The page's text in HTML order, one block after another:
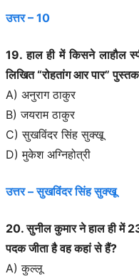
उत्तर – 10
19. हाल ही में किसने लाहौल
लिखित “रोहतांग आर पार”
A) अनुराग ठाकुर
B) जयराम ठाकुर
C) सुखविंदर सिंह सुक्खू
D) मुकेश अग्निहोत्री
उत्तर – सुखविंदर सिंह सुक्खू
20. सुनील कुमार ने हाल ही में
पदक जीता है वह कहां से हैं?
A) कुल्लू